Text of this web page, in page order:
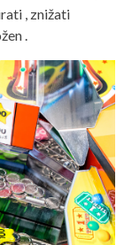
, znižati
.